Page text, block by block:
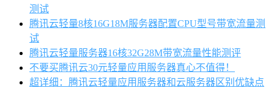
测试
腾讯云轻量8核16G18M服务器配置CPU型号带宽流量测
试
腾讯云轻量服务器16核32G28M带宽流量性能测评
不要买腾讯云30元轻量应用服务器真心不值得！
超详细：腾讯云轻量应用服务器和云服务器区别优缺点